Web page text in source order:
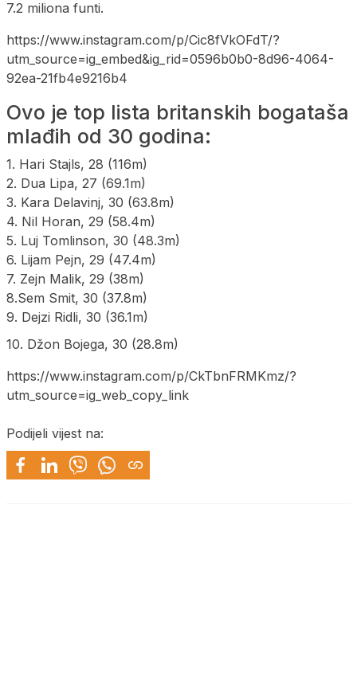
7.2 miliona funti.
https://www.instagram.com/p/Cic8fVkOFdT/?
utm_source=ig_embed&ig_rid=0596b0b0-8d96-4064-
92ea-21fb4e9216b4
Ovo je top lista britanskih bogataša
mlađih od 30 godina:
1. Hari Stajls, 28 (116m)
2. Dua Lipa, 27 (69.1m)
3. Kara Delavinj, 30 (63.8m)
4. Nil Horan, 29 (58.4m)
5. Luj Tomlinson, 30 (48.3m)
6. Lijam Pejn, 29 (47.4m)
7. Zejn Malik, 29 (38m)
8.Sem Smit, 30 (37.8m)
9. Dejzi Ridli, 30 (36.1m)
10. Džon Bojega, 30 (28.8m)
https://www.instagram.com/p/CkTbnFRMKmz/?
utm_source=ig_web_copy_link
Podijeli vijest na: